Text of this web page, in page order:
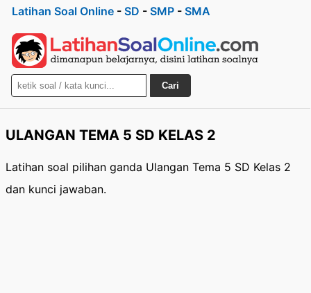
Latihan Soal Online - SD - SMP - SMA
Cari
ULANGAN TEMA 5 SD KELAS 2
Latihan soal pilihan ganda Ulangan Tema 5 SD Kelas 2
dan kunci jawaban.